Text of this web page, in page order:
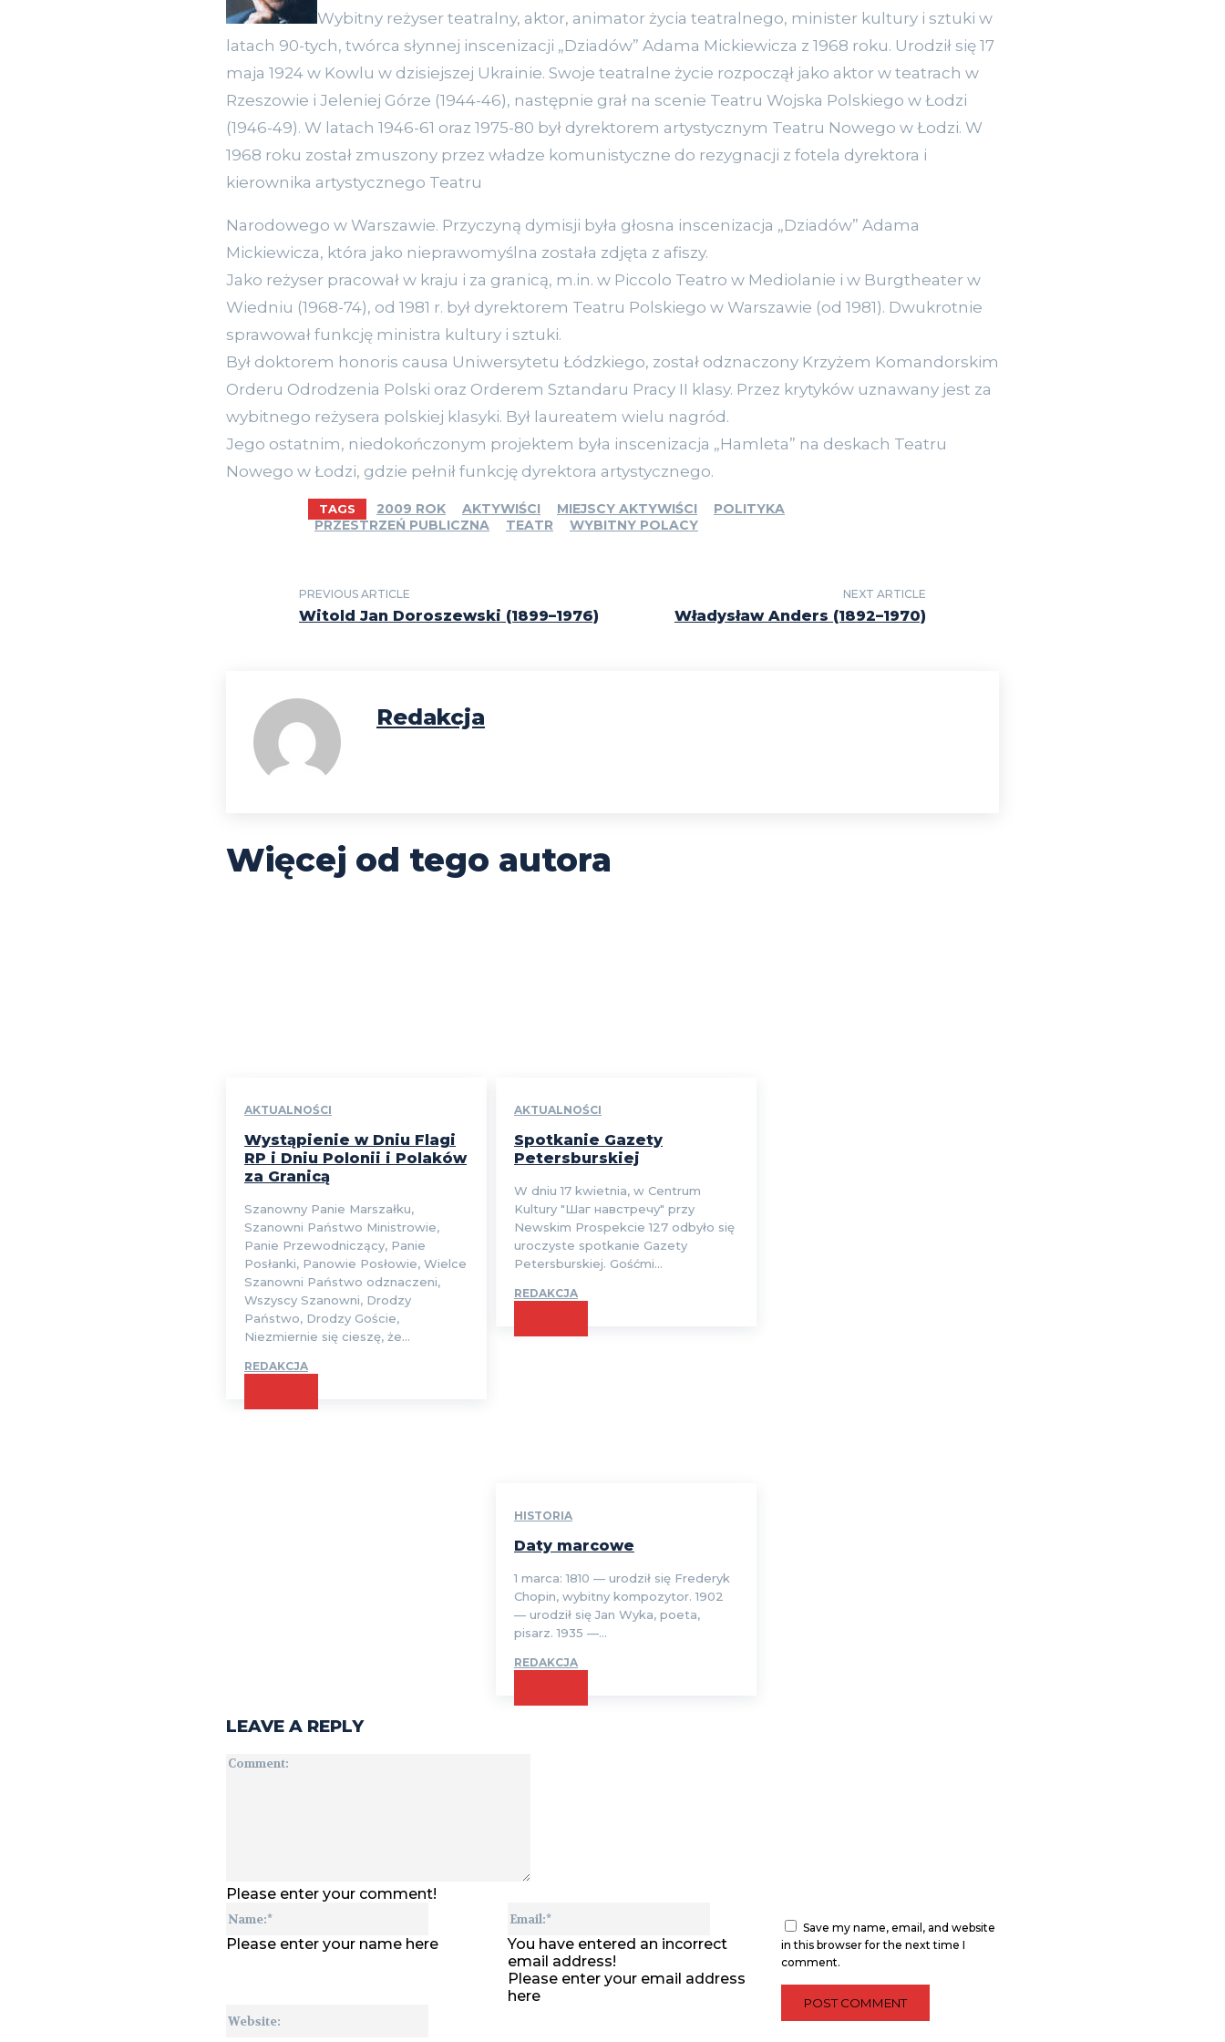
Wybitny reżyser teatralny, aktor, animator życia teatralnego, minister kultury i sztuki w
latach 90-tych, twórca słynnej inscenizacji „Dziadów” Adama Mickiewicza z 1968 roku. Urodził się 17
maja 1924 w Kowlu w dzisiejszej Ukrainie. Swoje teatralne życie rozpoczął jako aktor w teatrach w
Rzeszowie i Jeleniej Górze (1944-46), następnie grał na scenie Teatru Wojska Polskiego w Łodzi
(1946-49). W latach 1946-61 oraz 1975-80 był dyrektorem artystycznym Teatru Nowego w Łodzi. W
1968 roku został zmuszony przez władze komunistyczne do rezygnacji z fotela dyrektora i
kierownika artystycznego Teatru
Narodowego w Warszawie. Przyczyną dymisji była głosna inscenizacja „Dziadów” Adama
Mickiewicza, która jako nieprawomyślna została zdjęta z afiszy.
Jako reżyser pracował w kraju i za granicą, m.in. w Piccolo Teatro w Mediolanie i w Burgtheater w
Wiedniu (1968-74), od 1981 r. był dyrektorem Teatru Polskiego w Warszawie (od 1981). Dwukrotnie
sprawował funkcję ministra kultury i sztuki.
Był doktorem honoris causa Uniwersytetu Łódzkiego, został odznaczony Krzyżem Komandorskim
Orderu Odrodzenia Polski oraz Orderem Sztandaru Pracy II klasy. Przez krytyków uznawany jest za
wybitnego reżysera polskiej klasyki. Był laureatem wielu nagród.
Jego ostatnim, niedokończonym projektem była inscenizacja „Hamleta” na deskach Teatru
Nowego w Łodzi, gdzie pełnił funkcję dyrektora artystycznego.
TAGS 2009 ROK AKTYWIŚCI MIEJSCY AKTYWIŚCI
POLITYKA
PRZESTRZEŃ PUBLICZNA
TEATR WYBITNY POLACY
PREVIOUS ARTICLE
Witold Jan Doroszewski (1899–1976)
NEXT ARTICLE
Władysław Anders (1892–1970)
Redakcja
Więcej od tego autora
AKTUALNOŚCI
Wystąpienie w Dniu Flagi
RP i Dniu Polonii i Polaków
za Granicą
Szanowny Panie Marszałku,
Szanowni Państwo Ministrowie,
Panie Przewodniczący, Panie
Posłanki, Panowie Posłowie, Wielce
Szanowni Państwo odznaczeni,
Wszyscy Szanowni, Drodzy
Państwo, Drodzy Goście,
Niezmiernie się cieszę, że...
REDAKCJA
AKTUALNOŚCI
Spotkanie Gazety
Petersburskiej
W dniu 17 kwietnia, w Centrum
Kultury "Шаг навстречу" przy
Newskim Prospekcie 127 odbyło się
uroczyste spotkanie Gazety
Petersburskiej. Gośćmi...
REDAKCJA
HISTORIA
Daty marcowe
1 marca: 1810 — urodził się Frederyk
Chopin, wybitny kompozytor. 1902
— urodził się Jan Wyka, poeta,
pisarz. 1935 —...
REDAKCJA
LEAVE A REPLY
Please enter your comment!
Please enter your name here
You have entered an incorrect
email address!
Please enter your email address
here
Save my name, email, and website
in this browser for the next time I
comment.